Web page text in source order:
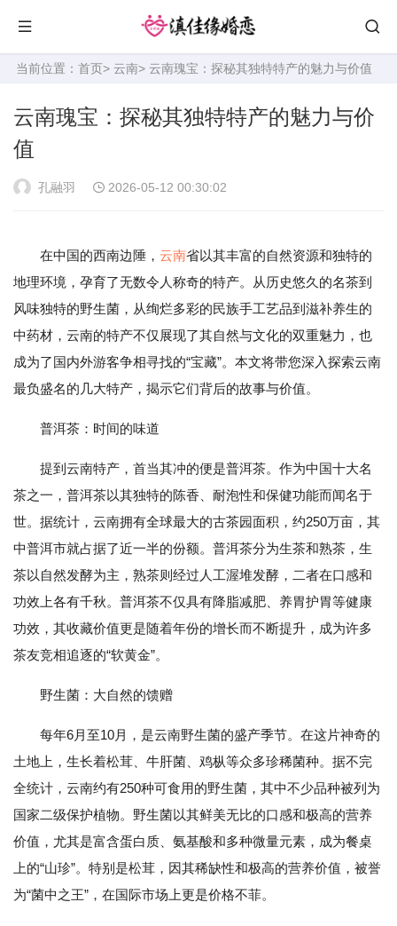
当前位置： 首页> 云南> 云南瑰宝：探秘其独特特产的魅力与价值
云南瑰宝：探秘其独特特产的魅力与价
值
孔融羽 2026-05-12 00:30:02
在中国的西南边陲， 云南省以其丰富的自然资源和独特的
地理环境，孕育了无数令人称奇的特产。从历史悠久的名茶到
风味独特的野生菌，从绚烂多彩的民族手工艺品到滋补养生的
中药材，云南的特产不仅展现了其自然与文化的双重魅力，也
成为了国内外游客争相寻找的“宝藏”。本文将带您深入探索云南
最负盛名的几大特产，揭示它们背后的故事与价值。
普洱茶：时间的味道
提到云南特产，首当其冲的便是普洱茶。作为中国十大名
茶之一，普洱茶以其独特的陈香、耐泡性和保健功能而闻名于
世。据统计，云南拥有全球最大的古茶园面积，约250万亩，其
中普洱市就占据了近一半的份额。普洱茶分为生茶和熟茶，生
茶以自然发酵为主，熟茶则经过人工渥堆发酵，二者在口感和
功效上各有千秋。普洱茶不仅具有降脂减肥、养胃护胃等健康
功效，其收藏价值更是随着年份的增长而不断提升，成为许多
茶友竞相追逐的“软黄金”。
野生菌：大自然的馈赠
每年6月至10月，是云南野生菌的盛产季节。在这片神奇的
土地上，生长着松茸、牛肝菌、鸡枞等众多珍稀菌种。据不完
全统计，云南约有250种可食用的野生菌，其中不少品种被列为
国家二级保护植物。野生菌以其鲜美无比的口感和极高的营养
价值，尤其是富含蛋白质、氨基酸和多种微量元素，成为餐桌
上的“山珍”。特别是松茸，因其稀缺性和极高的营养价值，被誉
为“菌中之王”，在国际市场上更是价格不菲。